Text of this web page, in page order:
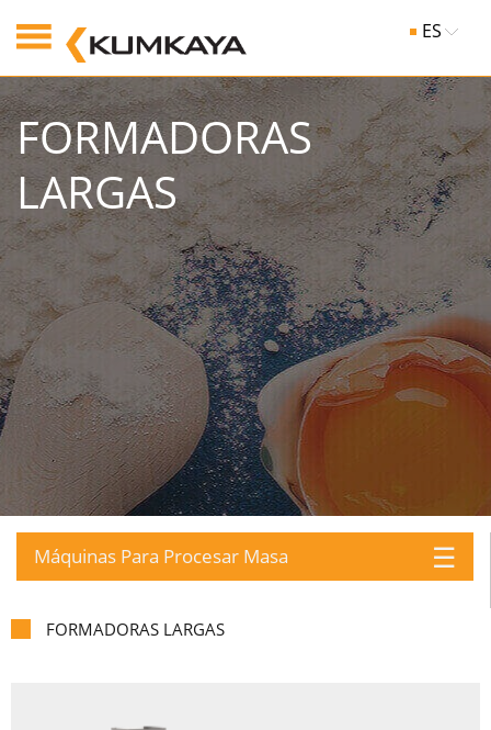
ES
FORMADORAS
LARGAS
Máquinas Para Procesar Masa ☰
FORMADORAS LARGAS